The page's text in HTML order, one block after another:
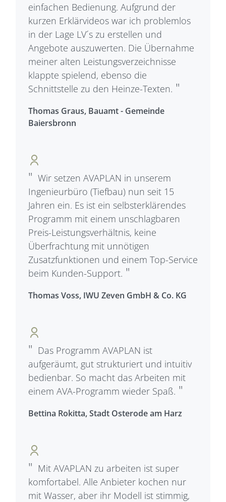
einfachen Bedienung. Aufgrund der
kurzen Erklärvideos war ich problemlos
in der Lage LV´s zu erstellen und
Angebote auszuwerten. Die Übernahme
meiner alten Leistungsverzeichnisse
klappte spielend, ebenso die
Schnittstelle zu den Heinze-Texten.
Thomas Graus, Bauamt - Gemeinde
Baiersbronn
Wir setzen AVAPLAN in unserem
Ingenieurbüro (Tiefbau) nun seit 15
Jahren ein. Es ist ein selbsterklärendes
Programm mit einem unschlagbaren
Preis-Leistungsverhältnis, keine
Überfrachtung mit unnötigen
Zusatzfunktionen und einem Top-Service
beim Kunden-Support.
Thomas Voss, IWU Zeven GmbH & Co. KG
Das Programm AVAPLAN ist
aufgeräumt, gut strukturiert und intuitiv
bedienbar. So macht das Arbeiten mit
einem AVA-Programm wieder Spaß.
Bettina Rokitta, Stadt Osterode am Harz
Mit AVAPLAN zu arbeiten ist super
komfortabel. Alle Anbieter kochen nur
mit Wasser, aber ihr Modell ist stimmig,